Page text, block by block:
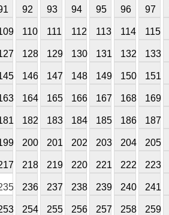
92 93 94 95 96 97
110 111 112 113 114 115
128 129 130 131 132 133
146 147 148 149 150 151
164 165 166 167 168 169
182 183 184 185 186 187
200 201 202 203 204 205
218 219 220 221 222 223
236 237 238 239 240 241
254 255 256 257 258 259